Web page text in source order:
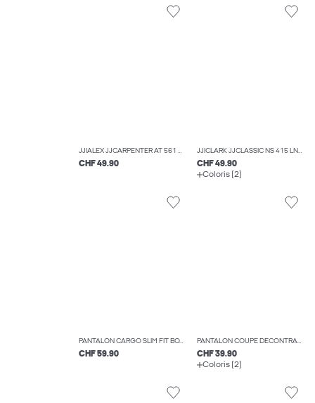
JJIALEX JJCARPENTER AT 561 JNR JEAN BAGGY FIT BOYS
CHF 49.90
JJICLARK JJCLASSIC NS 415 LN JNR COUPE REGULAR BOYS
CHF 49.90
Coloris (2)
PANTALON CARGO SLIM FIT BOYS
CHF 59.90
PANTALON COUPE DÉCONTRACTÉE RELAXED FIT BOYS
CHF 39.90
Coloris (2)